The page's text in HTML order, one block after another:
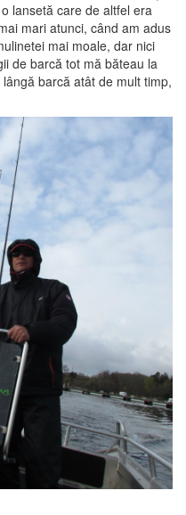
lansetă care de altfel era
mari atunci, când am adus
mai moale, dar nici
de barcă tot mă băteau la
barcă atât de mult timp,